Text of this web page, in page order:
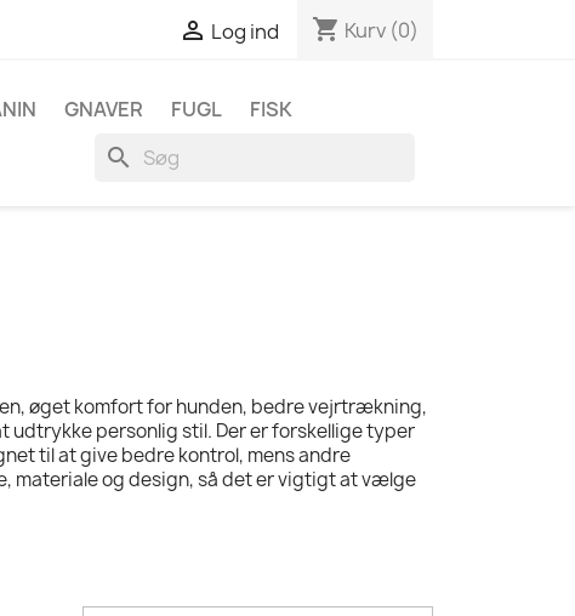
 Log ind shopping_cart Kurv (0)
GNAVER FUGL FISK
search
øget komfort for hunden, bedre vejrtrækning,
personlig stil. Der er forskellige typer
til at give bedre kontrol, mens andre
materiale og design, så det er vigtigt at vælge